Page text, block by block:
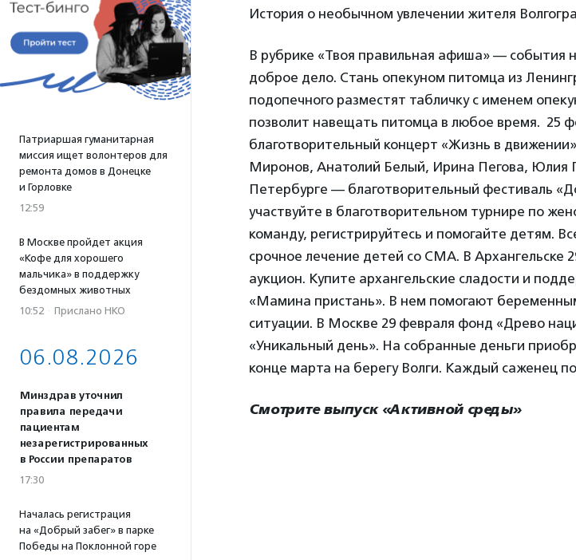
Патриаршая гуманитарная
миссия ищет волонтеров для
ремонта домов в Донецке
и Горловке
12:59
В Москве пройдет акция
«Кофе для хорошего
мальчика» в поддержку
бездомных животных
10:52 · Прислано НКО
06.08.2026
Минздрав уточнил
правила передачи
пациентам
незарегистрированных
в России препаратов
17:30
Началась регистрация
на «Добрый забег» в парке
Победы на Поклонной горе
История о необычном увлечении жителя
В рубрике «Твоя правильная афиша» — события
доброе дело. Стань опекуном питомца из
подопечного разместят табличку с именем
позволит навещать питомца в любое время. 25
благотворительный концерт «Жизнь в
Миронов, Анатолий Белый, Ирина Пегова, Юлия
Петербурге — благотворительный фестиваль
участвуйте в благотворительном турнире по
команду, регистрируйтесь и помогайте детям.
срочное лечение детей со СМА. В Архангельске
аукцион. Купите архангельские сладости и
«Мамина пристань». В нем помогают
ситуации. В Москве 29 февраля фонд «Древо
«Уникальный день». На собранные деньги
конце марта на берегу Волги. Каждый саженец
Смотрите выпуск «Активной среды»